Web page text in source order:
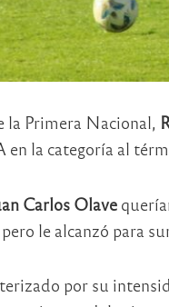
la Primera Nacional,
en la categoría al
Carlos Olave
le alcanzó para
por su